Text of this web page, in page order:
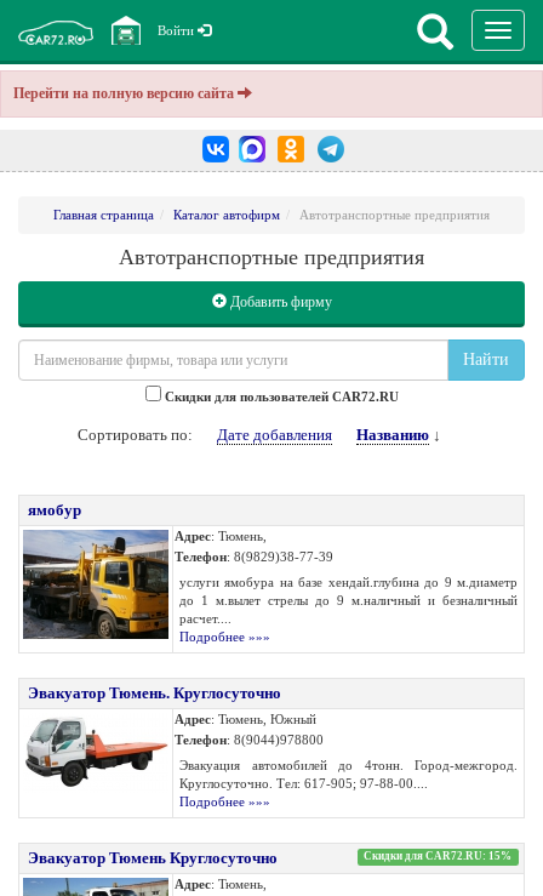
Перейти на полную версию сайта
Войти
Главная страница Каталог автофирм Автотранспортные предприятия
Автотранспортные предприятия
Добавить фирму
Найти
Cкидки для пользователей CAR72.RU
Сортировать по: Дате добавления Названию ↓
ямобур
Адрес: Тюмень,
Телефон: 8(9829)38-77-39
услуги ямобура на базе хендай.глубина до 9 м.диаметр
до 1 м.вылет стрелы до 9 м.наличный и безналичный
расчет....
Подробнее »»»
Эвакуатор Тюмень. Круглосуточно
Адрес: Тюмень, Южный
Телефон: 8(9044)978800
Эвакуация автомобилей до 4тонн. Город-межгород.
Круглосуточно. Тел: 617-905; 97-88-00....
Подробнее »»»
Эвакуатор Тюмень Круглосуточно Скидки для CAR72.RU: 15%
Адрес: Тюмень,